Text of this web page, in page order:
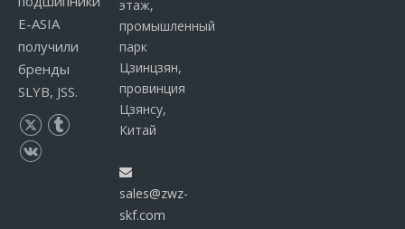
E-ASIA
получили
бренды
SLYB, JSS.
этаж,
промышленный
парк
Цзинцзян,
провинция
Цзянсу,
Китай

sales@zwz-
skf.com